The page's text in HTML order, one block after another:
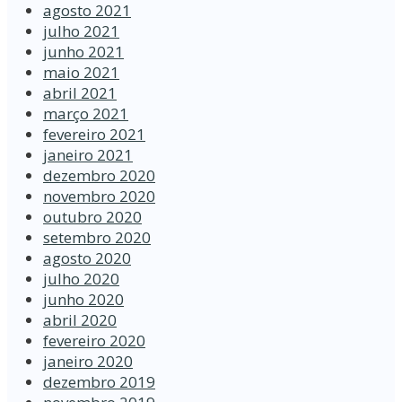
agosto 2021
julho 2021
junho 2021
maio 2021
abril 2021
março 2021
fevereiro 2021
janeiro 2021
dezembro 2020
novembro 2020
outubro 2020
setembro 2020
agosto 2020
julho 2020
junho 2020
abril 2020
fevereiro 2020
janeiro 2020
dezembro 2019